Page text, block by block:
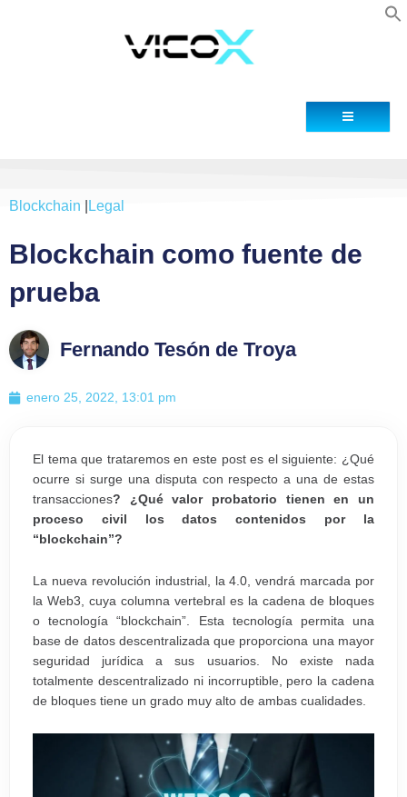
Blockchain Legal
Blockchain como fuente de
prueba
Fernando Tesón de Troya
enero 25, 2022, 13:01 pm
El tema que trataremos en este post es el siguiente: ¿Qué
ocurre si surge una disputa con respecto a una de estas
transacciones? ¿Qué valor probatorio tienen en un
proceso civil los datos contenidos por la
“blockchain”?
La nueva revolución industrial, la 4.0, vendrá marcada por
la Web3, cuya columna vertebral es la cadena de bloques
o tecnología “blockchain”. Esta tecnología permita una
base de datos descentralizada que proporciona una mayor
seguridad jurídica a sus usuarios. No existe nada
totalmente descentralizado ni incorruptible, pero la cadena
de bloques tiene un grado muy alto de ambas cualidades.